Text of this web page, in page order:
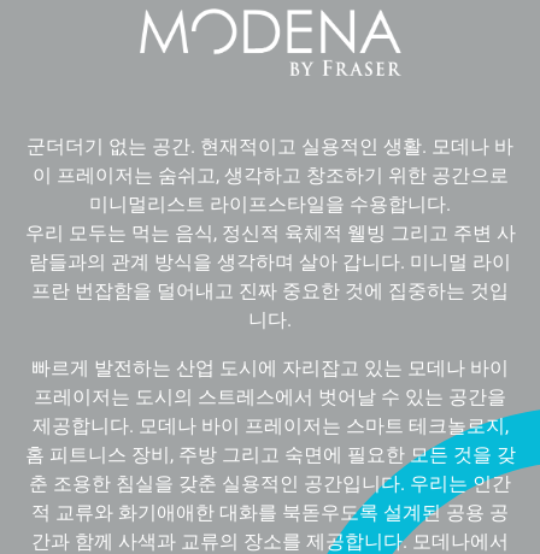
군더더기 없는 공간. 현재적이고 실용적인 생활. 모데나 바
이 프레이저는 숨쉬고, 생각하고 창조하기 위한 공간으로
미니멀리스트 라이프스타일을 수용합니다.
우리 모두는 먹는 음식, 정신적 육체적 웰빙 그리고 주변 사
람들과의 관계 방식을 생각하며 살아 갑니다. 미니멀 라이
프란 번잡함을 덜어내고 진짜 중요한 것에 집중하는 것입
니다.
빠르게 발전하는 산업 도시에 자리잡고 있는 모데나 바이
프레이저는 도시의 스트레스에서 벗어날 수 있는 공간을
제공합니다. 모데나 바이 프레이저는 스마트 테크놀로지,
홈 피트니스 장비, 주방 그리고 숙면에 필요한 모든 것을 갖
춘 조용한 침실을 갖춘 실용적인 공간입니다. 우리는 인간
적 교류와 화기애애한 대화를 북돋우도록 설계된 공용 공
간과 함께 사색과 교류의 장소를 제공합니다. 모데나에서